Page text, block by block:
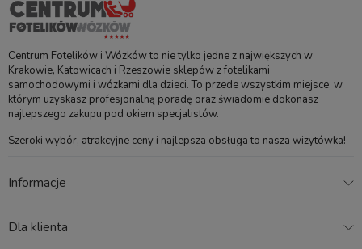
Dane techniczne
Waga wózka
9,9 kg
Koła
Antywstrząsowa
Ochrona tkanin
Centrum Fotelików i Wózków to nie tylko jedne z największych w
Krakowie, Katowicach i Rzeszowie sklepów z fotelikami
samochodowymi i wózkami dla dzieci. To przede wszystkim miejsce, w
którym uzyskasz profesjonalną poradę oraz świadomie dokonasz
najlepszego zakupu pod okiem specjalistów.
Szeroki wybór, atrakcyjne ceny i najlepsza obsługa to nasza wizytówka!
Informacje
Dla klienta